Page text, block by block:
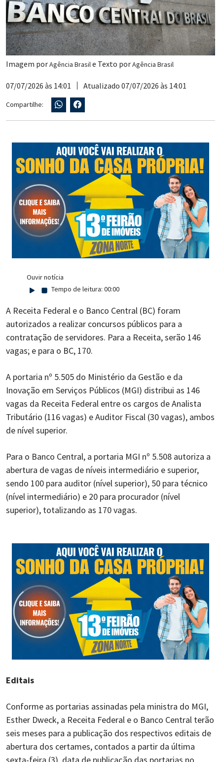
Imagem porAgência Brasile Texto porAgência Brasil
07/07/2026 às 14:01 Atualizado 07/07/2026 às 14:01
Compartilhe:
Ouvir notícia
Tempo de leitura: 00:00
A Receita Federal e o Banco Central (BC) foram
autorizados a realizar concursos públicos para a
contratação de servidores. Para a Receita, serão 146
vagas; e para o BC, 170.
A portaria nº 5.505 do Ministério da Gestão e da
Inovação em Serviços Públicos (MGI) distribui as 146
vagas da Receita Federal entre os cargos de Analista
Tributário (116 vagas) e Auditor Fiscal (30 vagas), ambos
de nível superior.
Para o Banco Central, a portaria MGI nº 5.508 autoriza a
abertura de vagas de níveis intermediário e superior,
sendo 100 para auditor (nível superior), 50 para técnico
(nível intermediário) e 20 para procurador (nível
superior), totalizando as 170 vagas.
Editais
Conforme as portarias assinadas pela ministra do MGI,
Esther Dweck, a Receita Federal e o Banco Central terão
seis meses para a publicação dos respectivos editais de
abertura dos certames, contados a partir da última
sexta-feira (3), data de publicação das portarias no